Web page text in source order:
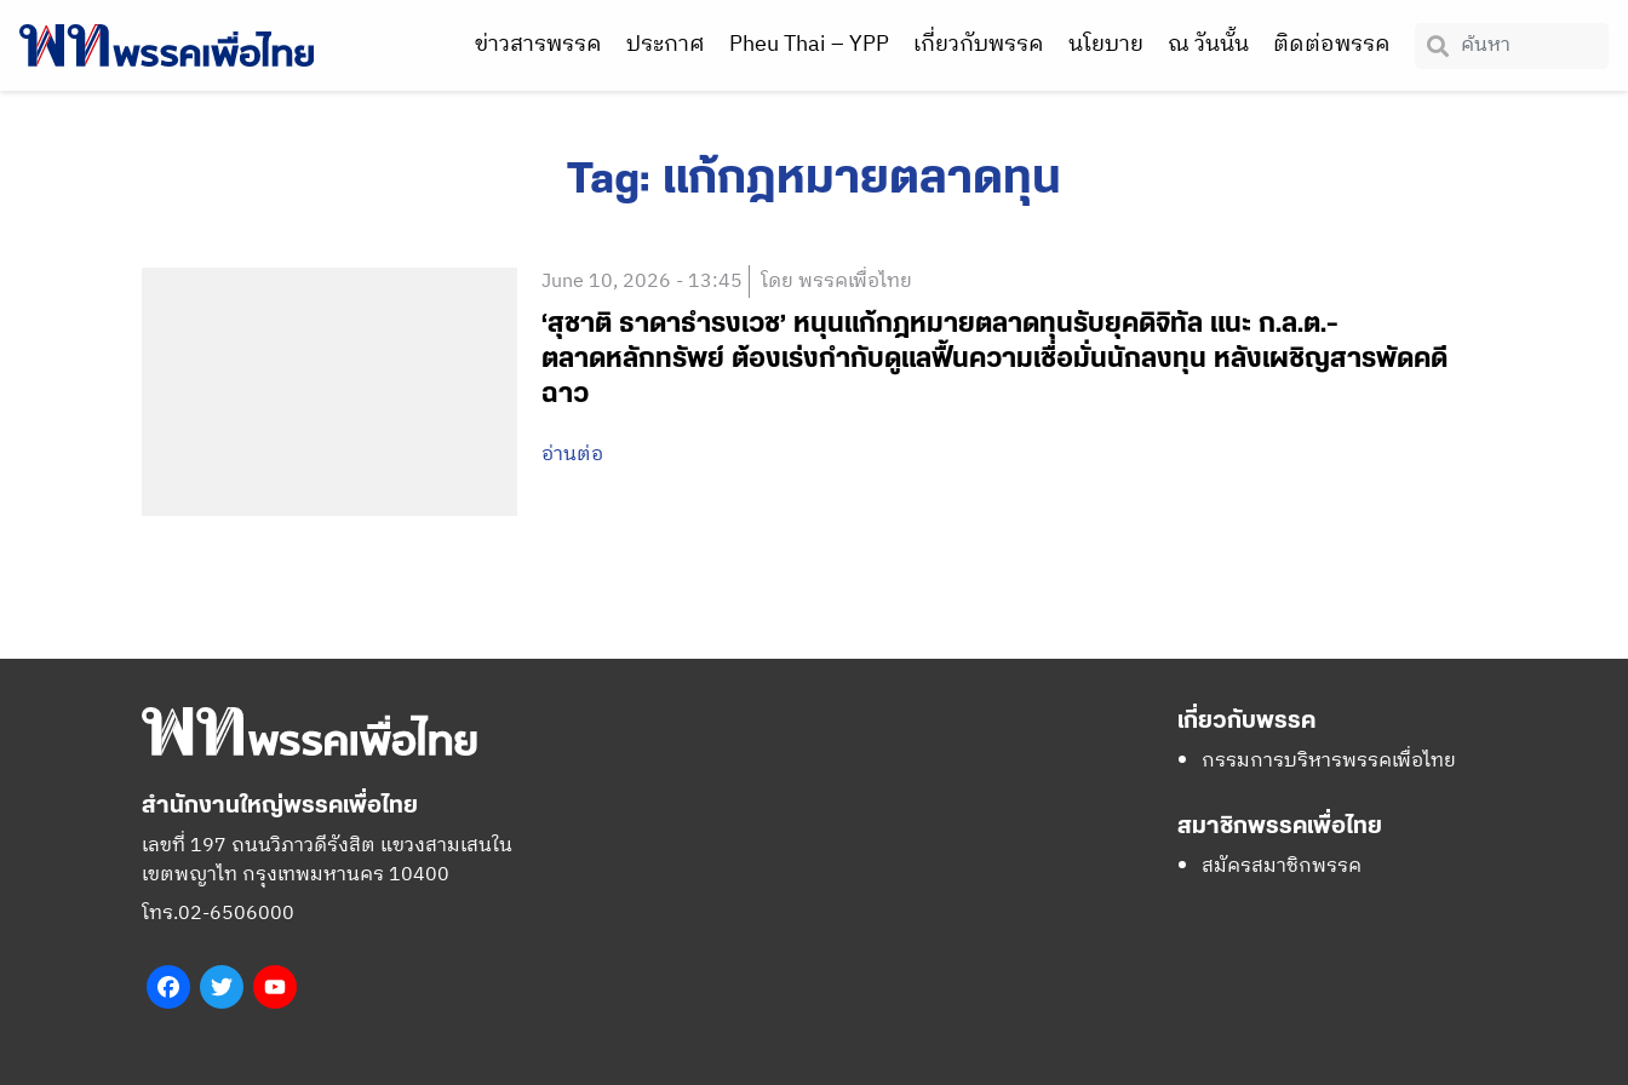
ข่าวสารพรรค ประกาศ Pheu Thai – YPP เกี่ยวกับพรรค นโยบาย ณ วันนั้น ติดต่อพรรค
Tag: แก้กฎหมายตลาดทุน
June 10, 2026 - 13:45 โดย พรรคเพื่อไทย
‘สุชาติ ธาดาธำรงเวช’ หนุนแก้กฎหมายตลาดทุนรับยุคดิจิทัล แนะ ก.ล.ต.-
ตลาดหลักทรัพย์ ต้องเร่งกำกับดูแลฟื้นความเชื่อมั่นนักลงทุน หลังเผชิญสารพัดคดี
ฉาว
อ่านต่อ
สำนักงานใหญ่พรรคเพื่อไทย
เลขที่ 197 ถนนวิภาวดีรังสิต แขวงสามเสนใน
เขตพญาไท กรุงเทพมหานคร 10400
โทร.02-6506000
FacebookTwitter
เกี่ยวกับพรรค
กรรมการบริหารพรรคเพื่อไทย
สมาชิกพรรคเพื่อไทย
สมัครสมาชิกพรรค